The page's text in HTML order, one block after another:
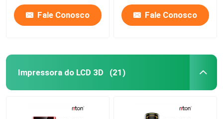
Fale Conosco Fale Conosco
Impressora do LCD 3D (21)